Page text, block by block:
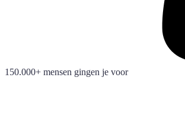
150.000+ mensen gingen je voor